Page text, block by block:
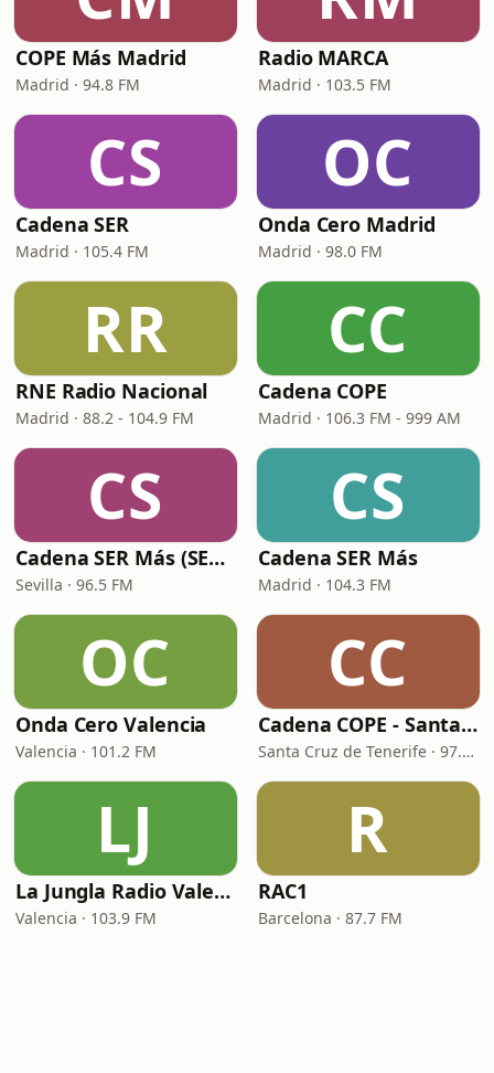
COPE Más Madrid
Madrid · 94.8 FM
Radio MARCA
Madrid · 103.5 FM
CS
Cadena SER
Madrid · 105.4 FM
OC
Onda Cero Madrid
Madrid · 98.0 FM
RR
RNE Radio Nacional
Madrid · 88.2 - 104.9 FM
CC
Cadena COPE
Madrid · 106.3 FM - 999 AM
CS
Cadena SER Más (SER+ Sevilla)
Sevilla · 96.5 FM
CS
Cadena SER Más
Madrid · 104.3 FM
OC
Onda Cero Valencia
Valencia · 101.2 FM
CC
Cadena COPE - Santa Cruz de Tenerife
Santa Cruz de Tenerife · 97.1 FM - 882 AM
LJ
La Jungla Radio Valencia
Valencia · 103.9 FM
R
RAC1
Barcelona · 87.7 FM